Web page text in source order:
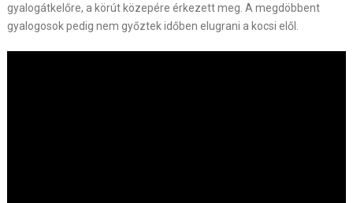
gyalogátkelőre, a körút közepére érkezett meg. A megdöbbent
gyalogosok pedig nem győztek időben elugrani a kocsi elől.